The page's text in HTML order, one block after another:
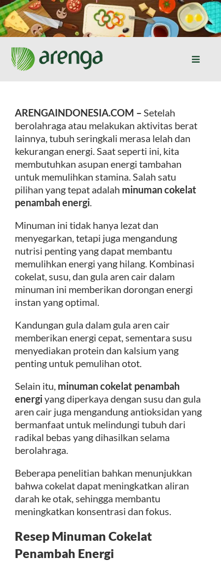
Skip
to
content
Toggle
Resep Masakan
Jurnal
Tentang Kami
Kontak
ARENGAINDONESIA.COM – Setelah
berolahraga atau melakukan aktivitas berat
lainnya, tubuh seringkali merasa lelah dan
kekurangan energi. Saat seperti ini, kita
membutuhkan asupan energi tambahan
untuk memulihkan stamina. Salah satu
pilihan yang tepat adalah minuman cokelat
penambah energi
Minuman ini tidak hanya lezat dan
menyegarkan, tetapi juga mengandung
nutrisi penting yang dapat membantu
memulihkan energi yang hilang. Kombinasi
cokelat, susu, dan gula aren cair dalam
minuman ini memberikan dorongan energi
instan yang optimal.
Kandungan gula dalam gula aren cair
memberikan energi cepat, sementara susu
menyediakan protein dan kalsium yang
penting untuk pemulihan otot.
Selain itu, minuman cokelat penambah
energiyang diperkaya dengan susu dan gula
aren cair juga mengandung antioksidan yang
bermanfaat untuk melindungi tubuh dari
radikal bebas yang dihasilkan selama
berolahraga.
Beberapa penelitian bahkan menunjukkan
bahwa cokelat dapat meningkatkan aliran
darah ke otak, sehingga membantu
meningkatkan konsentrasi dan fokus.
Resep Minuman Cokelat
Penambah Energi